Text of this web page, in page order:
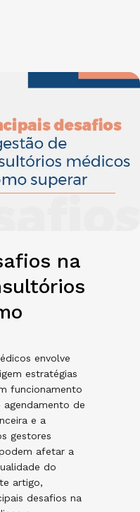
na
envolve
estratégias
funcionamento
de
e a
gestores
afetar a
do
artigo,
desafios na